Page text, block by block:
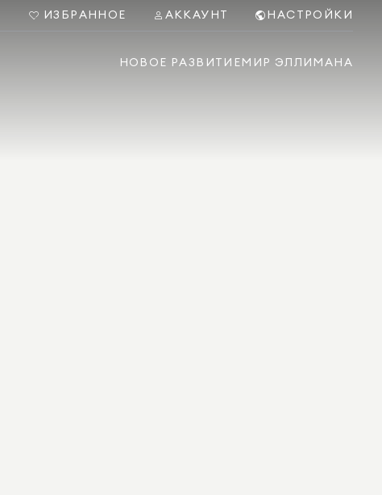
ИЗБРАННОЕ АККАУНТ НАСТРОЙКИ
НОВОЕ РАЗВИТИЕ МИР ЭЛЛИМАНА